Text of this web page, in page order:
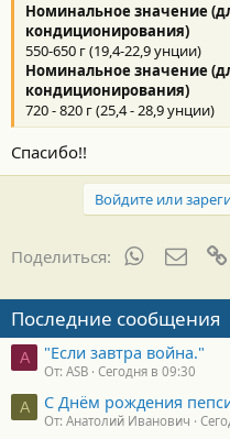
Номинальное значение
кондиционирования)
550-650 г (19,4-22,9 унции)
Номинальное значение
кондиционирования)
720 - 820 г (25,4 - 28,9 унции)
Спасибо!!
Войдите или
Поделиться: WhatsApp
Последние сообщения
A "Если завтра война."
От: ASB Сегодня в 09:30
А С Днём рождения
От: Анатолий Иванович